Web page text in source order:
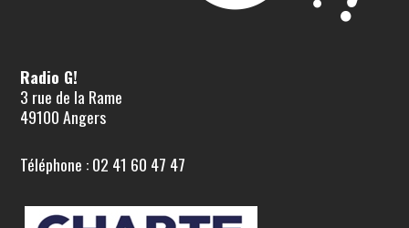
Radio G!
3 rue de la Rame
49100 Angers
Téléphone : 02 41 60 47 47